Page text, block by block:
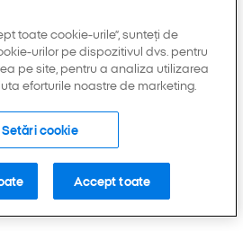
drepturile rezervate.
toate cookie-urile”, sunteți de
urilor pe dispozitivul dvs. pentru
pe site, pentru a analiza utilizarea
eforturile noastre de marketing.
Setări cookie
Accept toate